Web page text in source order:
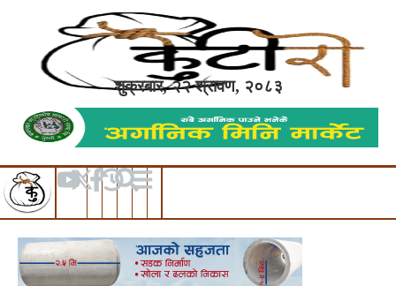
शुक्रबार, २२ श्रावण, २०८३